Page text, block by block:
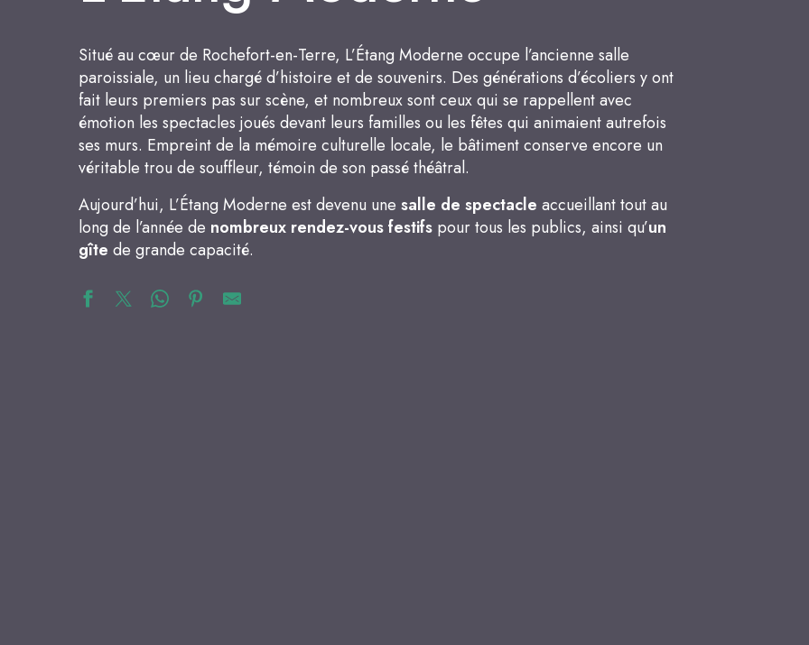
Situé au cœur de Rochefort-en-Terre, L’Étang Moderne occupe l’ancienne salle
paroissiale, un lieu chargé d’histoire et de souvenirs. Des générations d’écoliers y ont
fait leurs premiers pas sur scène, et nombreux sont ceux qui se rappellent avec
émotion les spectacles joués devant leurs familles ou les fêtes qui animaient autrefois
ses murs. Empreint de la mémoire culturelle locale, le bâtiment conserve encore un
véritable trou de souffleur, témoin de son passé théâtral.
Aujourd’hui, L’Étang Moderne est devenu une salle de spectacle accueillant tout au
long de l’année de nombreux rendez-vous festifs pour tous les publics, ainsi qu’un
gîte de grande capacité.